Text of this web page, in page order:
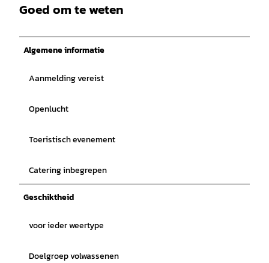
Goed om te weten
Algemene informatie
Aanmelding vereist
Openlucht
Toeristisch evenement
Catering inbegrepen
Geschiktheid
voor ieder weertype
Doelgroep volwassenen